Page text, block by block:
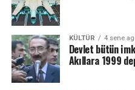
KÜLTÜR 4 sene
Devlet bütün
Akıllara 1999